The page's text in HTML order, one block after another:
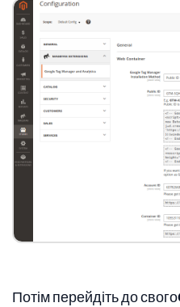
Потім перейдіть до свого